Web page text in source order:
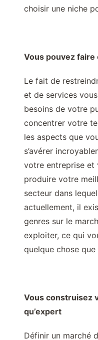
choisir une niche
Vous pouvez faire
Le fait de
et de services
besoins de votre
concentrer votre
les aspects que
s’avérer
votre entreprise et
produire votre
secteur dans
actuellement, il
genres sur le
exploiter, ce qui
quelque chose que
Vous construisez
qu’expert
Définir un marché